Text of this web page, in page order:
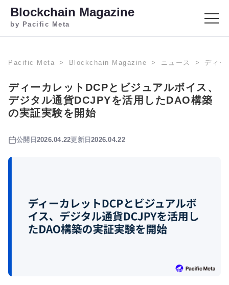
Blockchain Magazine
by Pacific Meta
Pacific Meta Blockchain Magazine ニュース ディー
ディーカレットDCPとビジュアルボイス、
デジタル通貨DCJPYを活用したDAO構築
の実証実験を開始
公開日 2026.04.22更新日2026.04.22